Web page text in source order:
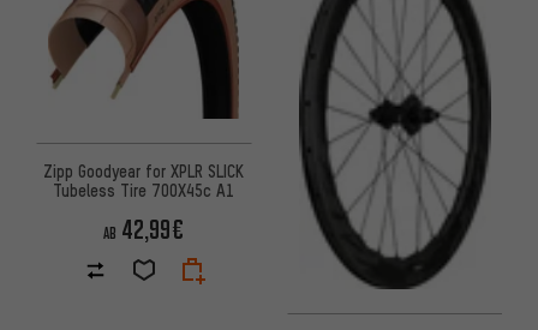
Zipp Goodyear for XPLR SLICK
Tubeless Tire 700X45c A1
AB 42,99€